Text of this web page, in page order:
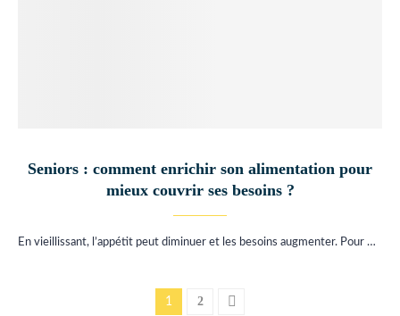
Seniors : comment enrichir son alimentation pour
mieux couvrir ses besoins ?
En vieillissant, l’appétit peut diminuer et les besoins augmenter. Pour …
1 2